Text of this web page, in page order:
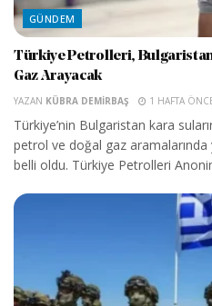
GÜNDEM
Türkiye Petrolleri,
Gaz Arayacak
YAZAN KÜBRA DEMIRBAŞ 1 HAFTA
Türkiye’nin Bulgaristan kara
petrol ve doğal gaz aramalarında
belli oldu. Türkiye Petrolleri